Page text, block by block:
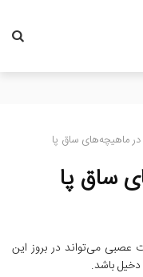
ماهیچه‌های ساق پا
ساق پا
عصبی می‌تواند در بروز این
دخیل باشد.